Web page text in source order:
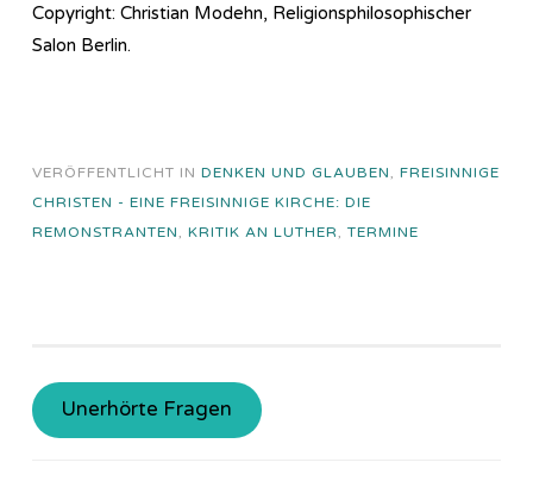
Copyright: Christian Modehn, Religionsphilosophischer
Salon Berlin.
VERÖFFENTLICHT IN DENKEN UND GLAUBEN, FREISINNIGE
CHRISTEN - EINE FREISINNIGE KIRCHE: DIE
REMONSTRANTEN, KRITIK AN LUTHER, TERMINE
Unerhörte Fragen